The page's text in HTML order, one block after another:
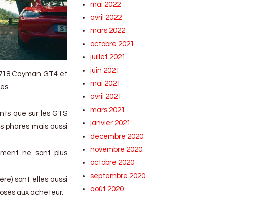
Cayman GT4 et
que sur les GTS
phares mais aussi
ne sont plus
sont elles aussi
aux acheteur.
mai 2022
avril 2022
mars 2022
octobre 2021
juillet 2021
juin 2021
mai 2021
avril 2021
mars 2021
janvier 2021
décembre 2020
novembre 2020
octobre 2020
septembre 2020
août 2020